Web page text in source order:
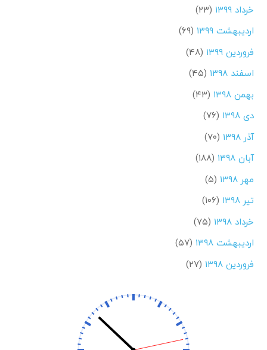
خرداد ۱۳۹۹
(۲۳)
اردیبهشت ۱۳۹۹
(۶۹)
فروردین ۱۳۹۹
(۴۸)
اسفند ۱۳۹۸
(۴۵)
بهمن ۱۳۹۸
(۴۳)
دی ۱۳۹۸
(۷۶)
آذر ۱۳۹۸
(۷۰)
آبان ۱۳۹۸
(۱۸۸)
مهر ۱۳۹۸
(۵)
تیر ۱۳۹۸
(۱۰۶)
خرداد ۱۳۹۸
(۷۵)
اردیبهشت ۱۳۹۸
(۵۷)
فروردین ۱۳۹۸
(۲۷)